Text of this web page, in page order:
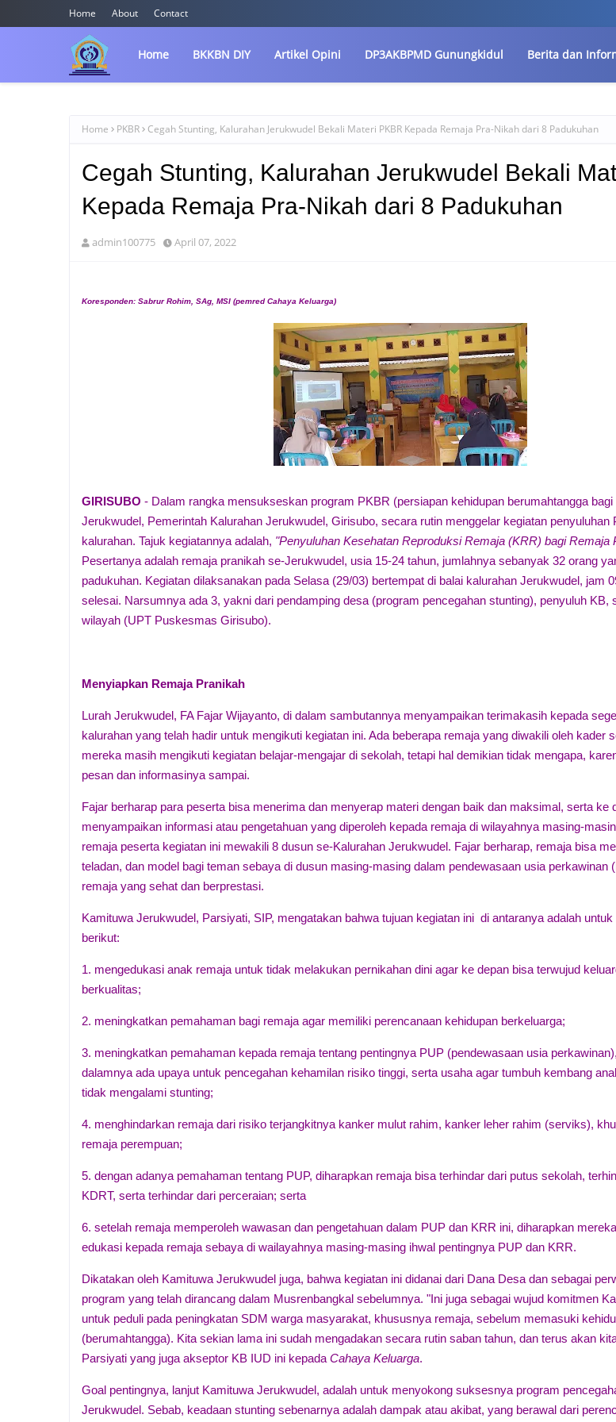
Home About Contact
Home BKKBN DIY Artikel Opini DP3AKBPMD Gunungkidul Berita dan
Home PKBR Cegah Stunting, Kalurahan Jerukwudel Bekali Materi PKBR Kepada Remaja Pra-Nikah dari 8 Padukuhan
Cegah Stunting, Kalurahan Jerukwudel Bekali
Kepada Remaja Pra-Nikah dari 8 Padukuhan
admin100775 April 07, 2022
Koresponden: Sabrur Rohim, SAg, MSI (pemred Cahaya Keluarga)
GIRISUBO - Dalam rangka mensukseskan program PKBR (persiapan kehidupan berumahtangga
Jerukwudel, Pemerintah Kalurahan Jerukwudel, Girisubo, secara rutin menggelar kegiatan penyuluhan
kalurahan. Tajuk kegiatannya adalah, "Penyuluhan Kesehatan Reproduksi Remaja (KRR) bagi Remaja
Pesertanya adalah remaja pranikah se-Jerukwudel, usia 15-24 tahun, jumlahnya sebanyak 32 orang
padukuhan. Kegiatan dilaksanakan pada Selasa (29/03) bertempat di balai kalurahan Jerukwudel, jam
selesai. Narsumnya ada 3, yakni dari pendamping desa (program pencegahan stunting), penyuluh KB,
wilayah (UPT Puskesmas Girisubo).
Menyiapkan Remaja Pranikah
Lurah Jerukwudel, FA Fajar Wijayanto, di dalam sambutannya menyampaikan terimakasih kepada
kalurahan yang telah hadir untuk mengikuti kegiatan ini. Ada beberapa remaja yang diwakili oleh kader
mereka masih mengikuti kegiatan belajar-mengajar di sekolah, tetapi hal demikian tidak mengapa,
pesan dan informasinya sampai.
Fajar berharap para peserta bisa menerima dan menyerap materi dengan baik dan maksimal, serta ke
menyampaikan informasi atau pengetahuan yang diperoleh kepada remaja di wilayahnya masing-
remaja peserta kegiatan ini mewakili 8 dusun se-Kalurahan Jerukwudel. Fajar berharap, remaja bisa
teladan, dan model bagi teman sebaya di dusun masing-masing dalam pendewasaan usia perkawinan
remaja yang sehat dan berprestasi.
Kamituwa Jerukwudel, Parsiyati, SIP, mengatakan bahwa tujuan kegiatan ini di antaranya adalah untuk
berikut:
1. mengedukasi anak remaja untuk tidak melakukan pernikahan dini agar ke depan bisa terwujud
berkualitas;
2. meningkatkan pemahaman bagi remaja agar memiliki perencanaan kehidupan berkeluarga;
3. meningkatkan pemahaman kepada remaja tentang pentingnya PUP (pendewasaan usia
dalamnya ada upaya untuk pencegahan kehamilan risiko tinggi, serta usaha agar tumbuh kembang
tidak mengalami stunting;
4. menghindarkan remaja dari risiko terjangkitnya kanker mulut rahim, kanker leher rahim (serviks),
remaja perempuan;
5. dengan adanya pemahaman tentang PUP, diharapkan remaja bisa terhindar dari putus sekolah,
KDRT, serta terhindar dari perceraian; serta
6. setelah remaja memperoleh wawasan dan pengetahuan dalam PUP dan KRR ini, diharapkan
edukasi kepada remaja sebaya di wailayahnya masing-masing ihwal pentingnya PUP dan KRR.
Dikatakan oleh Kamituwa Jerukwudel juga, bahwa kegiatan ini didanai dari Dana Desa dan sebagai
program yang telah dirancang dalam Musrenbangkal sebelumnya. "Ini juga sebagai wujud komitmen
untuk peduli pada peningkatan SDM warga masyarakat, khususnya remaja, sebelum memasuki
(berumahtangga). Kita sekian lama ini sudah mengadakan secara rutin saban tahun, dan terus akan
Parsiyati yang juga akseptor KB IUD ini kepada Cahaya Keluarga.
Goal pentingnya, lanjut Kamituwa Jerukwudel, adalah untuk menyokong suksesnya program
Jerukwudel. Sebab, keadaan stunting sebenarnya adalah dampak atau akibat, yang berawal dari